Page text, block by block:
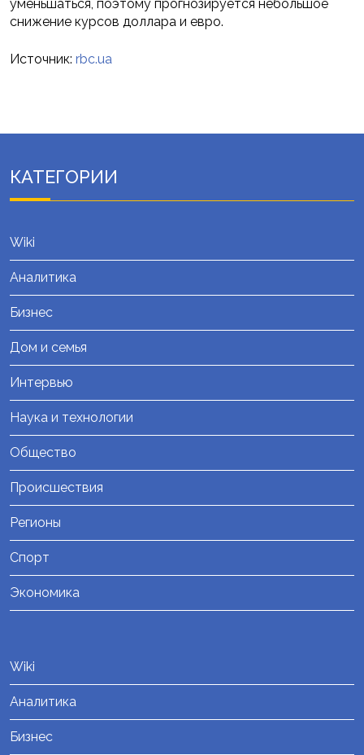
уменьшаться, поэтому прогнозируется небольшое
снижение курсов доллара и евро.
Источник: rbc.ua
КАТЕГОРИИ
Wiki
Аналитика
Бизнес
Дом и семья
Интервью
Наука и технологии
Общество
Происшествия
Регионы
Спорт
Экономика
Wiki
Аналитика
Бизнес